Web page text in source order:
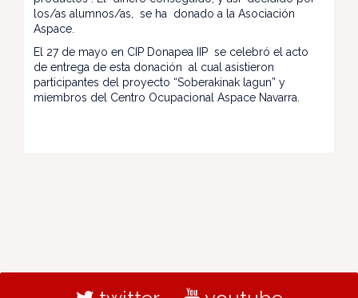
los/as alumnos/as, se ha donado a la Asociación
Aspace.
El 27 de mayo en CIP Donapea IIP se celebró el acto
de entrega de esta donación al cual asistieron
participantes del proyecto “Soberakinak lagun” y
miembros del Centro Ocupacional Aspace Navarra.